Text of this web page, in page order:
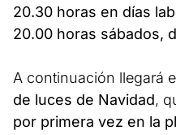
20.30 horas en días
20.00 horas sábados,
A continuación llegará
de luces de Navidad,
por primera vez en la